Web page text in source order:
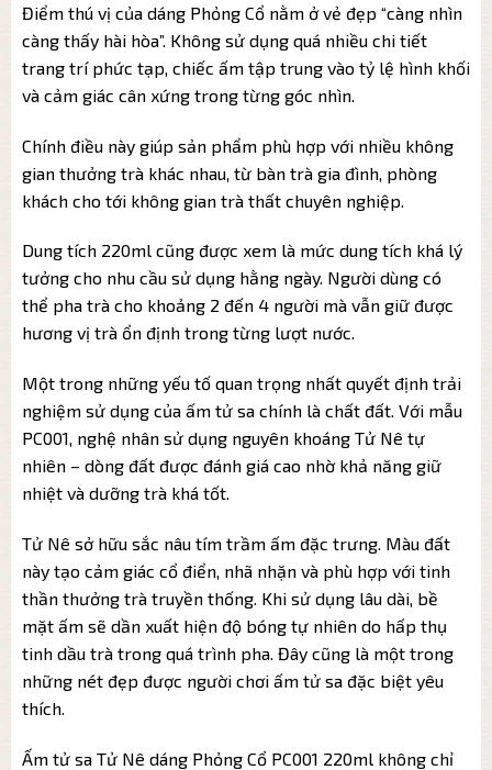
Điểm thú vị của dáng Phỏng Cổ nằm ở vẻ đẹp “càng nhìn
càng thấy hài hòa”. Không sử dụng quá nhiều chi tiết
trang trí phức tạp, chiếc ấm tập trung vào tỷ lệ hình khối
và cảm giác cân xứng trong từng góc nhìn.
Chính điều này giúp sản phẩm phù hợp với nhiều không
gian thưởng trà khác nhau, từ bàn trà gia đình, phòng
khách cho tới không gian trà thất chuyên nghiệp.
Dung tích 220ml cũng được xem là mức dung tích khá lý
tưởng cho nhu cầu sử dụng hằng ngày. Người dùng có
thể pha trà cho khoảng 2 đến 4 người mà vẫn giữ được
hương vị trà ổn định trong từng lượt nước.
Một trong những yếu tố quan trọng nhất quyết định trải
nghiệm sử dụng của ấm tử sa chính là chất đất. Với mẫu
PC001, nghệ nhân sử dụng nguyên khoáng Tử Nê tự
nhiên – dòng đất được đánh giá cao nhờ khả năng giữ
nhiệt và dưỡng trà khá tốt.
Tử Nê sở hữu sắc nâu tím trầm ấm đặc trưng. Màu đất
này tạo cảm giác cổ điển, nhã nhặn và phù hợp với tinh
thần thưởng trà truyền thống. Khi sử dụng lâu dài, bề
mặt ấm sẽ dần xuất hiện độ bóng tự nhiên do hấp thụ
tinh dầu trà trong quá trình pha. Đây cũng là một trong
những nét đẹp được người chơi ấm tử sa đặc biệt yêu
thích.
Ấm tử sa Tử Nê dáng Phỏng Cổ PC001 220ml không chỉ